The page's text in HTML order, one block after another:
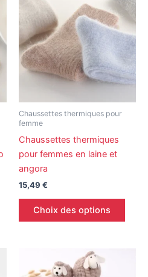
variations.
choisies
Chaussettes thermiques pour
femme
Chaussettes thermiques
pour femmes en laine et
angora
15,49 €
Choix des options
a
Les